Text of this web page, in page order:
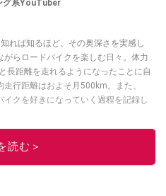
グ系YouTuber
れば知るほど、その奥深さを実感し
がらロードバイクを楽しむ日々。体力
長距離を走れるようになったことに自
行距離はおよそ月500km。また、
クを好きになっていく過程を記録し
読む＞